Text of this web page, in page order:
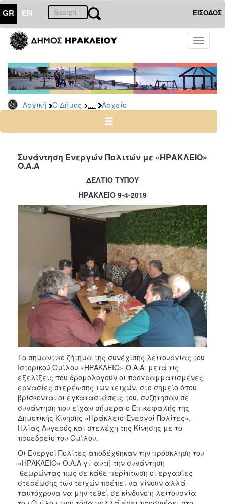
GR EN ΕΙΣΟΔΟΣ
Toggle
Αρχική Ο Δήμος ... Αρχείο
ΔΗΜΟΣ
Δημοτικές
Παρατάξεις
Αρχείο
ΠΟΛΗ
Συνάντηση Ενεργών Πολιτών με «ΗΡΑΚΛΕΙΟ»
Ο.Α.Α
ΔΕΛΤΙΟ ΤΥΠΟΥ
ΗΡΑΚΛΕΙΟ 9-4-2019
Το σημαντικό ζήτημα της συνέχισης λειτουργίας του
Ιστορικού Ομίλου «ΗΡΑΚΛΕΙΟ» Ο.Α.Α. μετά τις
εξελίξεις που δρομολογούν οι προγραμματισμένες
εργασίες στερέωσης των τειχών, στο σημείο όπου
βρίσκονται οι εγκαταστάσεις του, συζήτησαν σε
συνάντηση που είχαν σήμερα ο Επικεφαλής της
Δημοτικής Κίνησης «Ηράκλειο-Ενεργοί Πολίτες»,
Ηλίας Λυγερός και στελέχη της Κίνησης με το
προεδρείο του Ομίλου.
Οι Ενεργοί Πολίτες αποδέχθηκαν την πρόσκληση του
«ΗΡΑΚΛΕΙΟ» Ο.Α.Α γι’ αυτή την συνάντηση
θεωρώντας πως σε κάθε περίπτωση οι εργασίες
στερέωσης των τειχών πρέπει να γίνουν αλλά
ταυτόχρονα να μην τεθεί σε κίνδυνο η λειτουργία